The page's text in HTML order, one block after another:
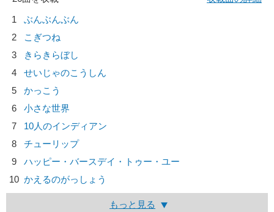
1
ぶんぶんぶん
2
こぎつね
3
きらきらぼし
4
せいじゃのこうしん
5
かっこう
6
小さな世界
7
10人のインディアン
8
チューリップ
9
ハッピー・バースデイ・トゥー・ユー
10 かえるのがっしょう
もっと見る